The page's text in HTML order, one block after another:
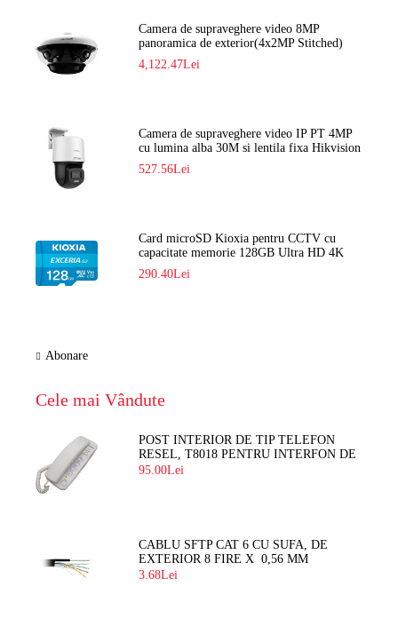
Camera de supraveghere video 8MP
panoramica de exterior(4x2MP Stitched)
Navaio NGC-7482PR
4,122.47Lei
Camera de supraveghere video IP PT 4MP
cu lumina alba 30M si lentila fixa Hikvision
DS-2DE2C400SCG-E F1
527.56Lei
Card microSD Kioxia pentru CCTV cu
capacitate memorie 128GB Ultra HD 4K
LMEX2L128GG2
290.40Lei
Abonare
Cele mai Vândute
POST INTERIOR DE TIP TELEFON
RESEL, T8018 PENTRU INTERFON DE
BLOC
95.00Lei
CABLU SFTP CAT 6 CU SUFA, DE
EXTERIOR 8 FIRE X 0,56 MM
3.68Lei